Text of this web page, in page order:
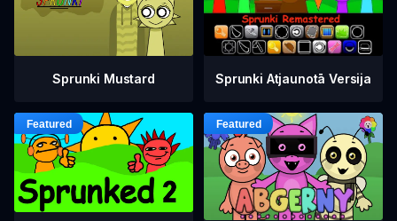
Sprunki Mustard Sprunki Atjaunotā Versija